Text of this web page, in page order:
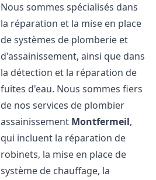
Nous sommes spécialisés dans
la réparation et la mise en place
de systèmes de plomberie et
d'assainissement, ainsi que dans
la détection et la réparation de
fuites d'eau. Nous sommes fiers
de nos services de plombier
assainissement Montfermeil,
qui incluent la réparation de
robinets, la mise en place de
système de chauffage, la